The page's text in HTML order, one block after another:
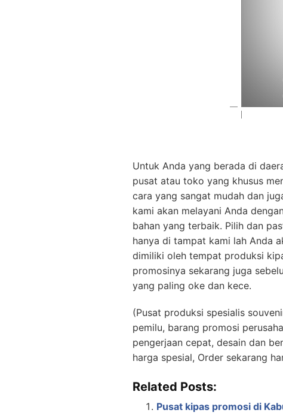
Untuk Anda yang berada di
pusat atau toko yang khusus
cara yang sangat mudah dan
kami akan melayani Anda
bahan yang terbaik. Pilih dan
hanya di tampat kami lah Anda
dimiliki oleh tempat produksi
promosinya sekarang juga
yang paling oke dan kece.
(Pusat produksi spesialis
pemilu, barang promosi
pengerjaan cepat, desain dan
harga spesial, Order sekarang
Related Posts:
Pusat kipas promosi di